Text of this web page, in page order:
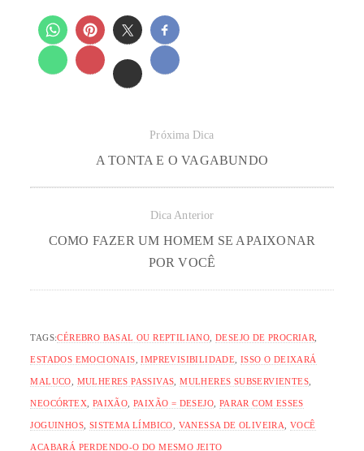
Próxima Dica
A TONTA E O VAGABUNDO
Dica Anterior
COMO FAZER UM HOMEM SE APAIXONAR
POR VOCÊ
TAGS:CÉREBRO BASAL OU REPTILIANO ,DESEJO DE PROCRIAR
ESTADOS EMOCIONAIS ,IMPREVISIBILIDADE ,ISSO O DEIXARÁ
MALUCO MULHERES PASSIVAS ,MULHERES SUBSERVIENTES
NEOCÓRTEX PAIXÃO ,PAIXÃO = DESEJO PARAR COM ESSES
JOGUINHOS SISTEMA LÍMBICO VANESSA DE OLIVEIRA ,VOCÊ
ACABARÁ PERDENDO-O DO MESMO JEITO